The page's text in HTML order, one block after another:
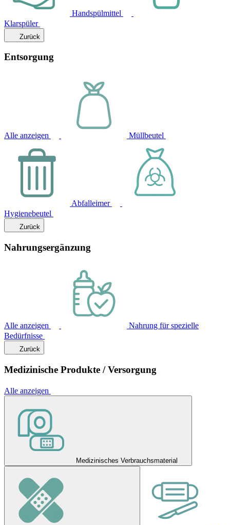
Handspülmittel
Klarspüler
Zurück
Entsorgung
Alle anzeigen Müllbeutel
Abfalleimer
Hygienebeutel
Zurück
Nahrungsergänzung
Alle anzeigen
Nahrung für spezielle
Bedürfnisse
Zurück
Medizinische Produkte / Versorgung
Alle anzeigen
Medizinisches Verbrauchsmaterial